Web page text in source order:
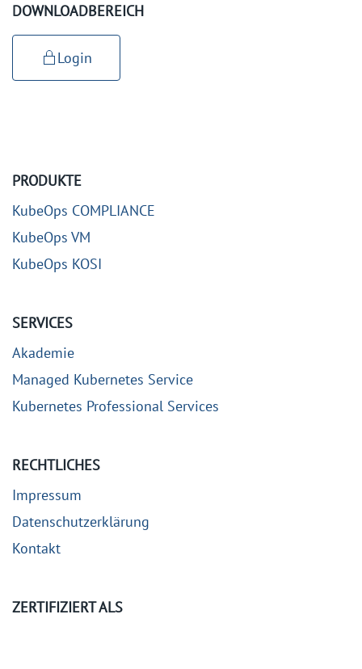
DOWNLOADBEREICH
Login
PRODUKTE
KubeOps COMPLIANCE
KubeOps VM
KubeOps KOSI
SERVICES
Akademie
Managed Kubernetes Service
Kubernetes Professional Services
RECHTLICHES
Impressum
Datenschutzerklärung
Kontakt
ZERTIFIZIERT ALS